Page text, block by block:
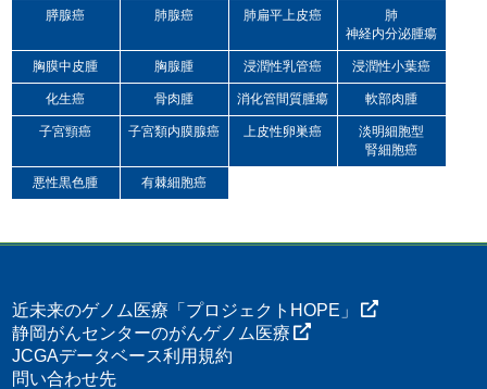
膵腺癌 肺腺癌 肺扁平上皮癌
肺
神経内分泌腫瘍
胸膜中皮腫 胸腺腫 浸潤性乳管癌 浸潤性小葉癌
化生癌 骨肉腫 消化管間質腫瘍 軟部肉腫
子宮頸癌 子宮類内膜腺癌 上皮性卵巣癌
淡明細胞型
腎細胞癌
悪性黒色腫 有棘細胞癌
近未来のゲノム医療「プロジェクトHOPE」
静岡がんセンターのがんゲノム医療
JCGAデータベース利用規約
問い合わせ先